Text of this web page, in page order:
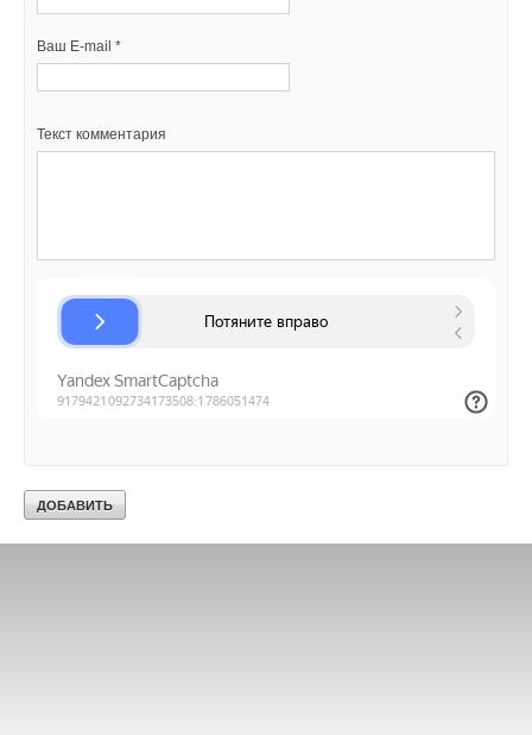
Ваш E-mail *
Текст комментария